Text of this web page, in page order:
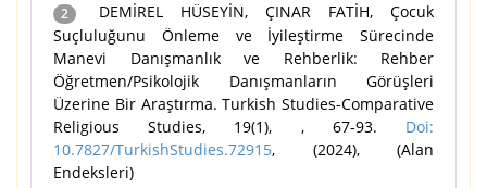
2
DEMİREL HÜSEYİN, ÇINAR FATİH, Çocuk
Suçluluğunu Önleme ve İyileştirme Sürecinde
Manevi Danışmanlık ve Rehberlik: Rehber
Öğretmen/Psikolojik Danışmanların Görüşleri
Üzerine Bir Araştırma. Turkish Studies-Comparative
Religious Studies, 19(1), , 67-93. Doi:
10.7827/TurkishStudies.72915, (2024), (Alan
Endeksleri)